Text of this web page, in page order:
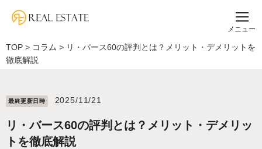
メニュー
TOP > コラム > リ・バース60の評判とは？メリット・デメリットを
徹底解説
最終更新⽇時 2025/11/21
リ・バース60の評判とは？メリット・デメリッ
トを徹底解説